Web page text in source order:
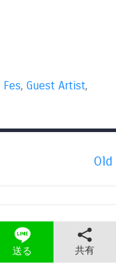
Fes, Guest Artist,
Old
送る 共有